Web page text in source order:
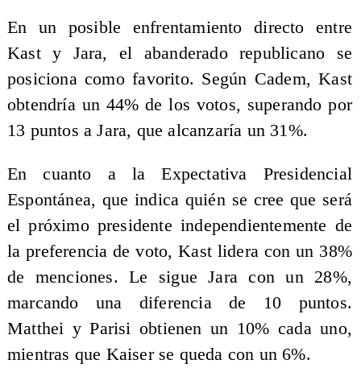
En un posible enfrentamiento directo entre
Kast y Jara, el abanderado republicano se
posiciona como favorito. Según Cadem, Kast
obtendría un 44% de los votos, superando por
13 puntos a Jara, que alcanzaría un 31%.
En cuanto a la Expectativa Presidencial
Espontánea, que indica quién se cree que será
el próximo presidente independientemente de
la preferencia de voto, Kast lidera con un 38%
de menciones. Le sigue Jara con un 28%,
marcando una diferencia de 10 puntos.
Matthei y Parisi obtienen un 10% cada uno,
mientras que Kaiser se queda con un 6%.